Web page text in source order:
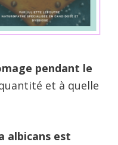
pendant le
et à quelle
albicans est